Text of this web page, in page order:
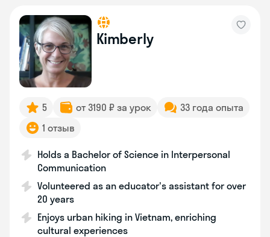
Kimberly
5 от 3190 ₽ за урок
33 года опыта
1 отзыв
Holds a Bachelor of Science in Interpersonal
Communication
Volunteered as an educator's assistant for over
20 years
Enjoys urban hiking in Vietnam, enriching
cultural experiences